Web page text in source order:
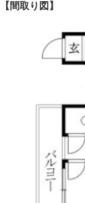
【間取り図】